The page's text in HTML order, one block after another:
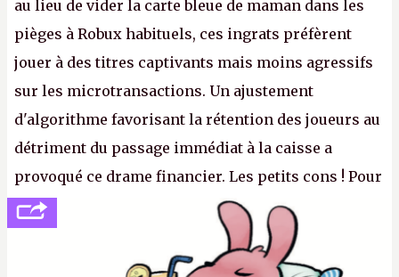
au lieu de vider la carte bleue de maman dans les
pièges à Robux habituels, ces ingrats préfèrent
jouer à des titres captivants mais moins agressifs
sur les microtransactions. Un ajustement
d'algorithme favorisant la rétention des joueurs au
détriment du passage immédiat à la caisse a
provoqué ce drame financier. Les petits cons ! Pour
se consoler, le PDG David Baszucki peut compter
sur le déblocage du jeu en Russie et l'explosion des
joueurs majeurs (+32 %). L'avenir appartient donc